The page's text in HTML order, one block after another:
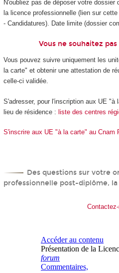
N'oubliez pas de déposer votre dossier
la licence professionnelle (lien sur
- Candidatures). Date limite (dossier
Vous ne souhaitez
Vous pouvez suivre uniquement les
la carte" et obtenir une attestation de
celle-ci validée.
S'adresser, pour l'inscription aux UE "à
lieu de résidence : liste des centres
S'inscrire aux UE "à la carte" au Cnam
Des questions sur votre
professionnelle post-diplôme, la